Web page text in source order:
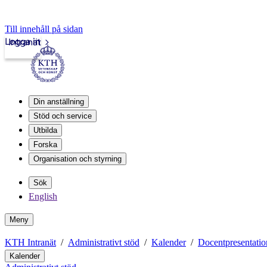
Till innehåll på sidan
Intranät
Logga in
Din anställning
Stöd och service
Utbilda
Forska
Organisation och styrning
Sök
English
Meny
KTH Intranät Administrativt stöd Kalender
Kalender